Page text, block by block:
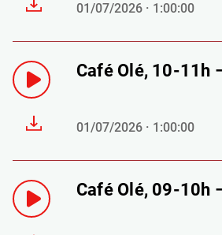
01/07/2026 · 1:00:00
Café Olé, 10-11h
01/07/2026 · 1:00:00
Café Olé, 09-10h